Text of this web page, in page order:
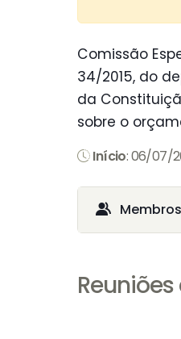
Comissão
34/2015, do
da
sobre o
Início: 06/07/